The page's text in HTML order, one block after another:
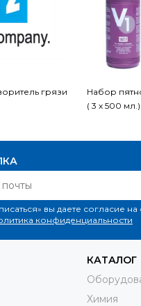
грязи
Набор
( 3 х 500 мл.)
вы даете согласие
конфиденциальности
КАТАЛОГ
Химия